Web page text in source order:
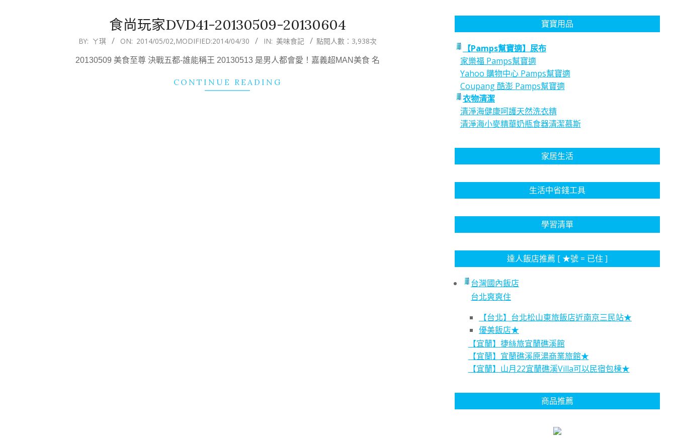
食尚玩家DVD41-20130509-20130604
BY: ㄚ琪 ON: 2014/05/02,MODIFIED:2014/04/30 IN: 美味食記 點閱人數：3,938次
20130509 美食至尊 決戰五都-誰能稱王 20130513 是男人都會愛！嘉義超MAN美食 名
CONTINUE READING
寶寶用品
【Pamps幫寶適】尿布
家樂福 Pamps幫寶適
Yahoo 購物中心 Pamps幫寶適
Coupang 酷澎 Pamps幫寶適
衣物清潔
清淨海健康呵護天然洗衣精
清淨海小麥精華奶瓶食器清潔慕斯
家居生活
生活中省錢工具
學習清單
達人飯店推薦 [ ★號 = 已住 ]
台灣國內飯店
台北爽爽住
【台北】台北松山東旅飯店近南京三民站★
優美飯店★
【宜蘭】捷絲旅宜蘭礁溪館
【宜蘭】宜蘭礁溪原湯商業旅館★
【宜蘭】山月22宜蘭礁溪Villa可以民宿包棟★
商品推薦